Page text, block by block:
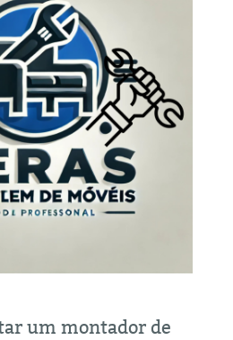
um montador de